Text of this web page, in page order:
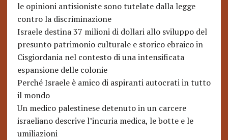
le opinioni antisioniste sono tutelate dalla legge
contro la discriminazione
Israele destina 37 milioni di dollari allo sviluppo del
presunto patrimonio culturale e storico ebraico in
Cisgiordania nel contesto di una intensificata
espansione delle colonie
Perché Israele è amico di aspiranti autocrati in tutto
il mondo
Un medico palestinese detenuto in un carcere
israeliano descrive l’incuria medica, le botte e le
umiliazioni